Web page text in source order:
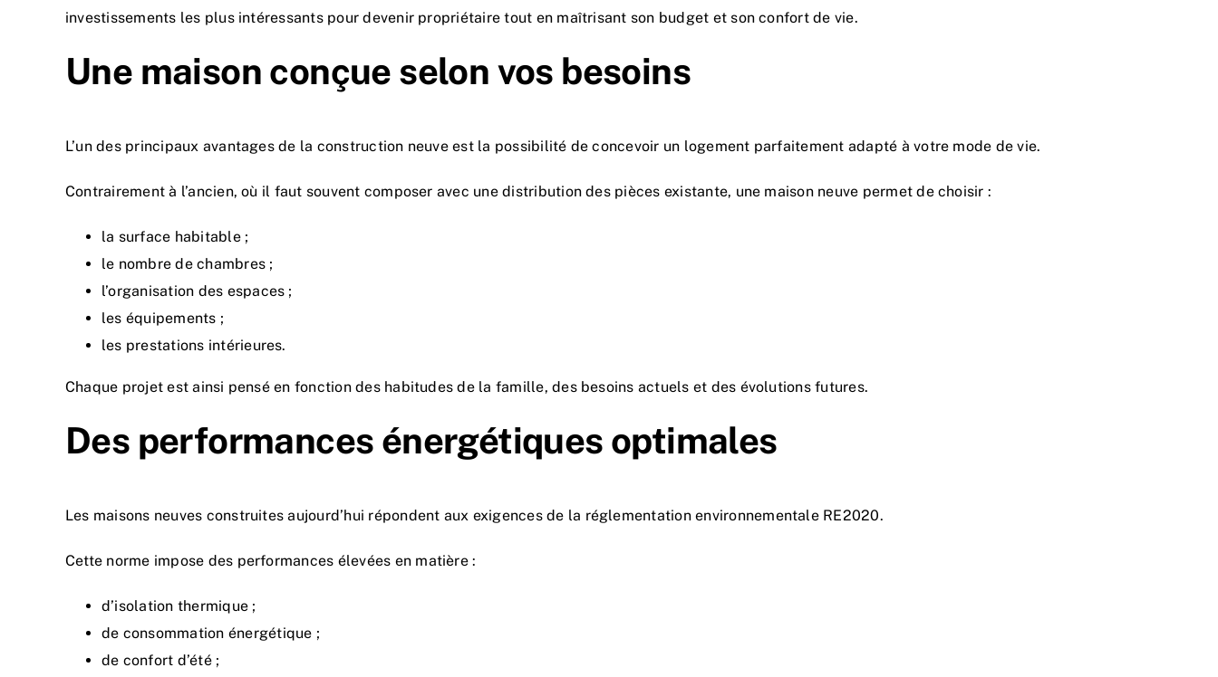
investissements les plus intéressants pour devenir propriétaire tout en maîtrisant son budget et son confort de vie.
Une maison conçue selon vos besoins
L’un des principaux avantages de la construction neuve est la possibilité de concevoir un logement parfaitement adapté à votre mode de vie.
Contrairement à l’ancien, où il faut souvent composer avec une distribution des pièces existante, une maison neuve permet de choisir :
la surface habitable ;
le nombre de chambres ;
l’organisation des espaces ;
les équipements ;
les prestations intérieures.
Chaque projet est ainsi pensé en fonction des habitudes de la famille, des besoins actuels et des évolutions futures.
Des performances énergétiques optimales
Les maisons neuves construites aujourd’hui répondent aux exigences de la réglementation environnementale RE2020.
Cette norme impose des performances élevées en matière :
d’isolation thermique ;
de consommation énergétique ;
de confort d’été ;